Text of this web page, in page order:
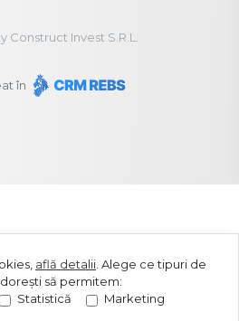
Construct Invest S.R.L.
în
află detalii Alege ce tipuri de
să permitem:
Statistică Marketing